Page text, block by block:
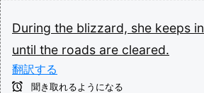
During the blizzard, she keeps in
until the roads are cleared.
翻訳する
聞き取れるようになる